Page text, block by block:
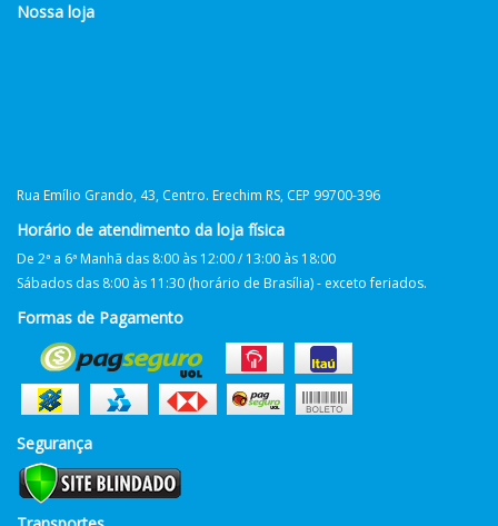
Nossa loja
Rua Emílio Grando, 43, Centro. Erechim RS, CEP 99700-396
Horário de atendimento da loja física
De 2ª a 6ª Manhã das 8:00 às 12:00 / 13:00 às 18:00
Sábados das 8:00 às 11:30 (horário de Brasília) - exceto feriados.
Formas de Pagamento
Segurança